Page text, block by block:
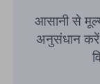
आसानी से
अनुसंधान